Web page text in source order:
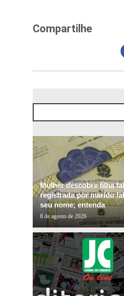
Compartilhe
Mulher descobre filha
registrada por marido
seu nome; entenda
8 de agosto de 2026